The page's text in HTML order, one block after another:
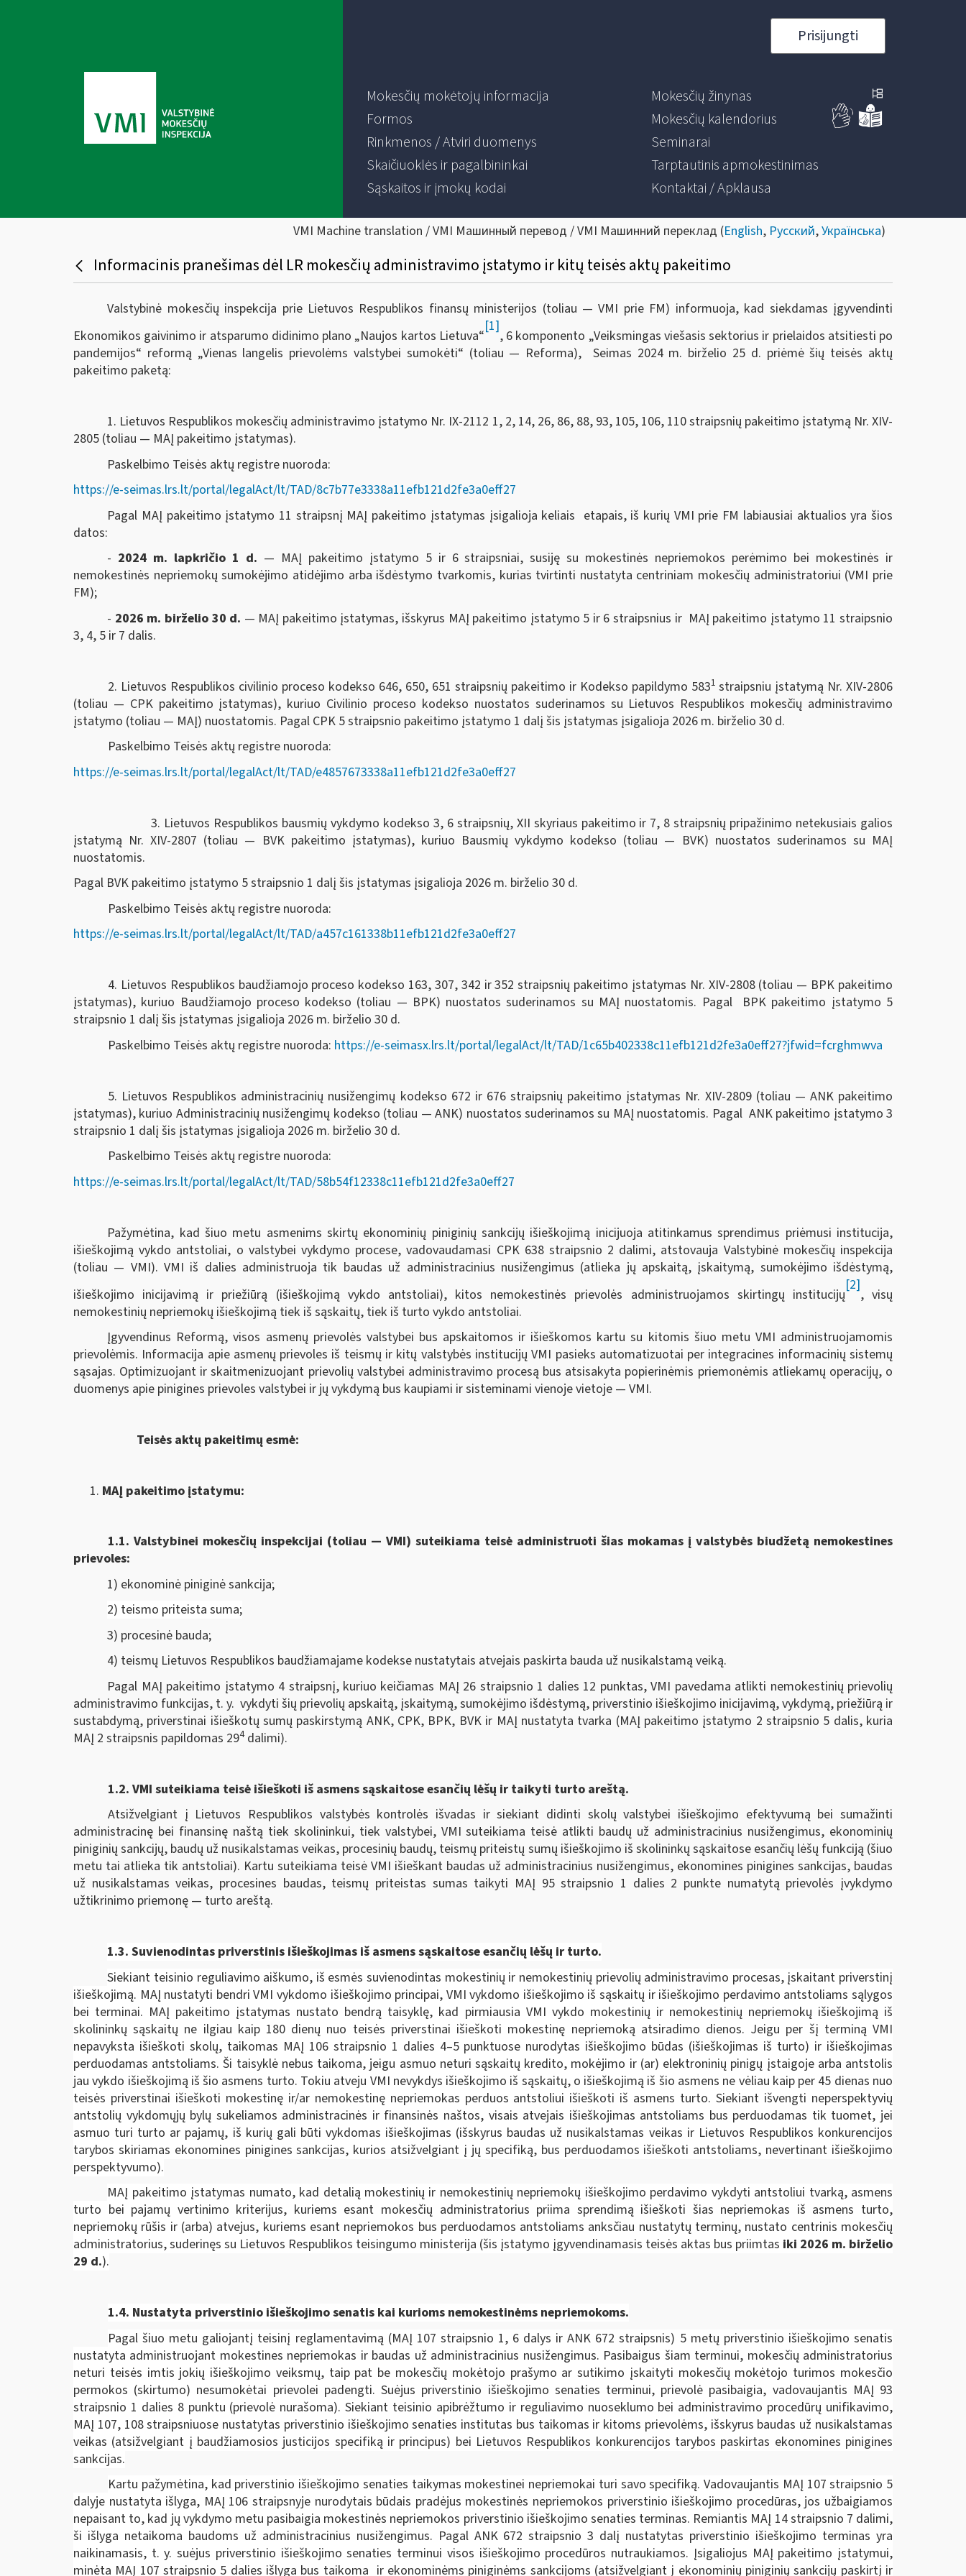
Prisijungti
Mokesčių mokėtojų informacija
Formos
Rinkmenos / Atviri duomenys
Skaičiuoklės ir pagalbininkai
Sąskaitos ir įmokų kodai
Mokesčių žinynas
Mokesčių kalendorius
Seminarai
Tarptautinis apmokestinimas
Kontaktai / Apklausa
VMI Machine translation / VMI Машинный перевод / VMI Машинний переклад (English, Русский,Українська)
Informacinis pranešimas dėl LR mokesčių administravimo įstatymo ir kitų teisės aktų pakeitimo
Valstybinė mokesčių inspekcija prie Lietuvos Respublikos finansų ministerijos (toliau — VMI prie FM) informuoja, kad siekdamas įgyvendinti
Ekonomikos gaivinimo ir atsparumo didinimo plano „Naujos kartos Lietuva“
[1]
, 6 komponento „Veiksmingas viešasis sektorius ir prielaidos atsitiesti po
pandemijos“ reformą „Vienas langelis prievolėms valstybei sumokėti“ (toliau — Reforma), Seimas 2024 m. birželio 25 d. priėmė šių teisės aktų
pakeitimo paketą:
1. Lietuvos Respublikos mokesčių administravimo įstatymo Nr. IX-2112 1, 2, 14, 26, 86, 88, 93, 105, 106, 110 straipsnių pakeitimo įstatymą Nr. XIV-
2805 (toliau — MAĮ pakeitimo įstatymas).
Paskelbimo Teisės aktų registre nuoroda:
https://e-seimas.lrs.lt/portal/legalAct/lt/TAD/8c7b77e3338a11efb121d2fe3a0eff27
Pagal MAĮ pakeitimo įstatymo 11 straipsnį MAĮ pakeitimo įstatymas įsigalioja keliais etapais, iš kurių VMI prie FM labiausiai aktualios yra šios
datos:
- 2024 m. lapkričio 1 d. — MAĮ pakeitimo įstatymo 5 ir 6 straipsniai, susiję su mokestinės nepriemokos perėmimo bei mokestinės ir
nemokestinės nepriemokų sumokėjimo atidėjimo arba išdėstymo tvarkomis, kurias tvirtinti nustatyta centriniam mokesčių administratoriui (VMI prie
FM);
- 2026 m. birželio 30 d. — MAĮ pakeitimo įstatymas, išskyrus MAĮ pakeitimo įstatymo 5 ir 6 straipsnius ir MAĮ pakeitimo įstatymo 11 straipsnio
3, 4, 5 ir 7 dalis.
2. Lietuvos Respublikos civilinio proceso kodekso 646, 650, 651 straipsnių pakeitimo ir Kodekso papildymo 5831 straipsniu įstatymą Nr. XIV-2806
(toliau — CPK pakeitimo įstatymas), kuriuo Civilinio proceso kodekso nuostatos suderinamos su Lietuvos Respublikos mokesčių administravimo
įstatymo (toliau — MAĮ) nuostatomis. Pagal CPK 5 straipsnio pakeitimo įstatymo 1 dalį šis įstatymas įsigalioja 2026 m. birželio 30 d.
Paskelbimo Teisės aktų registre nuoroda:
https://e-seimas.lrs.lt/portal/legalAct/lt/TAD/e4857673338a11efb121d2fe3a0eff27
3. Lietuvos Respublikos bausmių vykdymo kodekso 3, 6 straipsnių, XII skyriaus pakeitimo ir 7, 8 straipsnių pripažinimo netekusiais galios
įstatymą Nr. XIV-2807 (toliau — BVK pakeitimo įstatymas), kuriuo Bausmių vykdymo kodekso (toliau — BVK) nuostatos suderinamos su MAĮ
nuostatomis.
Pagal BVK pakeitimo įstatymo 5 straipsnio 1 dalį šis įstatymas įsigalioja 2026 m. birželio 30 d.
Paskelbimo Teisės aktų registre nuoroda:
https://e-seimas.lrs.lt/portal/legalAct/lt/TAD/a457c161338b11efb121d2fe3a0eff27
4. Lietuvos Respublikos baudžiamojo proceso kodekso 163, 307, 342 ir 352 straipsnių pakeitimo įstatymas Nr. XIV-2808 (toliau — BPK pakeitimo
įstatymas), kuriuo Baudžiamojo proceso kodekso (toliau — BPK) nuostatos suderinamos su MAĮ nuostatomis. Pagal BPK pakeitimo įstatymo 5
straipsnio 1 dalį šis įstatymas įsigalioja 2026 m. birželio 30 d.
Paskelbimo Teisės aktų registre nuoroda: https://e-seimasx.lrs.lt/portal/legalAct/lt/TAD/1c65b402338c11efb121d2fe3a0eff27?jfwid=fcrghmwva
5. Lietuvos Respublikos administracinių nusižengimų kodekso 672 ir 676 straipsnių pakeitimo įstatymas Nr. XIV-2809 (toliau — ANK pakeitimo
įstatymas), kuriuo Administracinių nusižengimų kodekso (toliau — ANK) nuostatos suderinamos su MAĮ nuostatomis. Pagal ANK pakeitimo įstatymo 3
straipsnio 1 dalį šis įstatymas įsigalioja 2026 m. birželio 30 d.
Paskelbimo Teisės aktų registre nuoroda:
https://e-seimas.lrs.lt/portal/legalAct/lt/TAD/58b54f12338c11efb121d2fe3a0eff27
Pažymėtina, kad šiuo metu asmenims skirtų ekonominių piniginių sankcijų išieškojimą inicijuoja atitinkamus sprendimus priėmusi institucija,
išieškojimą vykdo antstoliai, o valstybei vykdymo procese, vadovaudamasi CPK 638 straipsnio 2 dalimi, atstovauja Valstybinė mokesčių inspekcija
(toliau — VMI). VMI iš dalies administruoja tik baudas už administracinius nusižengimus (atlieka jų apskaitą, įskaitymą, sumokėjimo išdėstymą,
išieškojimo inicijavimą ir priežiūrą (išieškojimą vykdo antstoliai), kitos nemokestinės prievolės administruojamos skirtingų institucijų
[2]
, visų
nemokestinių nepriemokų išieškojimą tiek iš sąskaitų, tiek iš turto vykdo antstoliai.
Įgyvendinus Reformą, visos asmenų prievolės valstybei bus apskaitomos ir išieškomos kartu su kitomis šiuo metu VMI administruojamomis
prievolėmis. Informacija apie asmenų prievoles iš teismų ir kitų valstybės institucijų VMI pasieks automatizuotai per integracines informacinių sistemų
sąsajas. Optimizuojant ir skaitmenizuojant prievolių valstybei administravimo procesą bus atsisakyta popierinėmis priemonėmis atliekamų operacijų, o
duomenys apie pinigines prievoles valstybei ir jų vykdymą bus kaupiami ir sisteminami vienoje vietoje — VMI.
Teisės aktų pakeitimų esmė:
MAĮ pakeitimo įstatymu:
1.1. Valstybinei mokesčių inspekcijai (toliau — VMI) suteikiama teisė administruoti šias mokamas į valstybės biudžetą nemokestines
prievoles:
1) ekonominė piniginė sankcija;
2) teismo priteista suma;
3) procesinė bauda;
4) teismų Lietuvos Respublikos baudžiamajame kodekse nustatytais atvejais paskirta bauda už nusikalstamą veiką.
Pagal MAĮ pakeitimo įstatymo 4 straipsnį, kuriuo keičiamas MAĮ 26 straipsnio 1 dalies 12 punktas, VMI pavedama atlikti nemokestinių prievolių
administravimo funkcijas, t. y. vykdyti šių prievolių apskaitą, įskaitymą, sumokėjimo išdėstymą, priverstinio išieškojimo inicijavimą, vykdymą, priežiūrą ir
sustabdymą, priverstinai išieškotų sumų paskirstymą ANK, CPK, BPK, BVK ir MAĮ nustatyta tvarka (MAĮ pakeitimo įstatymo 2 straipsnio 5 dalis, kuria
MAĮ 2 straipsnis papildomas 294dalimi).
1.2. VMI suteikiama teisė išieškoti iš asmens sąskaitose esančių lėšų ir taikyti turto areštą.
Atsižvelgiant į Lietuvos Respublikos valstybės kontrolės išvadas ir siekiant didinti skolų valstybei išieškojimo efektyvumą bei sumažinti
administracinę bei finansinę naštą tiek skolininkui, tiek valstybei, VMI suteikiama teisė atlikti baudų už administracinius nusižengimus, ekonominių
piniginių sankcijų, baudų už nusikalstamas veikas, procesinių baudų, teismų priteistų sumų išieškojimo iš skolininkų sąskaitose esančių lėšų funkciją (šiuo
metu tai atlieka tik antstoliai). Kartu suteikiama teisė VMI išieškant baudas už administracinius nusižengimus, ekonomines pinigines sankcijas, baudas
už nusikalstamas veikas, procesines baudas, teismų priteistas sumas taikyti MAĮ 95 straipsnio 1 dalies 2 punkte numatytą prievolės įvykdymo
užtikrinimo priemonę — turto areštą.
1.3. Suvienodintas priverstinis išieškojimas iš asmens sąskaitose esančių lėšų ir turto.
Siekiant teisinio reguliavimo aiškumo, iš esmės suvienodintas mokestinių ir nemokestinių prievolių administravimo procesas, įskaitant priverstinį
išieškojimą. MAĮ nustatyti bendri VMI vykdomo išieškojimo principai, VMI vykdomo išieškojimo iš sąskaitų ir išieškojimo perdavimo antstoliams sąlygos
bei terminai. MAĮ pakeitimo įstatymas nustato bendrą taisyklę, kad pirmiausia VMI vykdo mokestinių ir nemokestinių nepriemokų išieškojimą iš
skolininkų sąskaitų ne ilgiau kaip 180 dienų nuo teisės priverstinai išieškoti mokestinę nepriemoką atsiradimo dienos. Jeigu per šį terminą VMI
nepavyksta išieškoti skolų, taikomas MAĮ 106 straipsnio 1 dalies 4–5 punktuose nurodytas išieškojimo būdas (išieškojimas iš turto) ir išieškojimas
perduodamas antstoliams. Ši taisyklė nebus taikoma, jeigu asmuo neturi sąskaitų kredito, mokėjimo ir (ar) elektroninių pinigų įstaigoje arba antstolis
jau vykdo išieškojimą iš šio asmens turto. Tokiu atveju VMI nevykdys išieškojimo iš sąskaitų, o išieškojimą iš šio asmens ne vėliau kaip per 45 dienas nuo
teisės priverstinai išieškoti mokestinę ir/ar nemokestinę nepriemokas perduos antstoliui išieškoti iš asmens turto. Siekiant išvengti neperspektyvių
antstolių vykdomųjų bylų sukeliamos administracinės ir finansinės naštos, visais atvejais išieškojimas antstoliams bus perduodamas tik tuomet, jei
asmuo turi turto ar pajamų, iš kurių gali būti vykdomas išieškojimas (išskyrus baudas už nusikalstamas veikas ir Lietuvos Respublikos konkurencijos
tarybos skiriamas ekonomines pinigines sankcijas, kurios atsižvelgiant į jų specifiką, bus perduodamos išieškoti antstoliams, nevertinant išieškojimo
perspektyvumo).
MAĮ pakeitimo įstatymas numato, kad detalią mokestinių ir nemokestinių nepriemokų išieškojimo perdavimo vykdyti antstoliui tvarką, asmens
turto bei pajamų vertinimo kriterijus, kuriems esant mokesčių administratorius priima sprendimą išieškoti šias nepriemokas iš asmens turto,
nepriemokų rūšis ir (arba) atvejus, kuriems esant nepriemokos bus perduodamos antstoliams anksčiau nustatytų terminų, nustato centrinis mokesčių
administratorius, suderinęs su Lietuvos Respublikos teisingumo ministerija (šis įstatymo įgyvendinamasis teisės aktas bus priimtas iki 2026 m. birželio
29 d.).
1.4. Nustatyta priverstinio išieškojimo senatis kai kurioms nemokestinėms nepriemokoms.
Pagal šiuo metu galiojantį teisinį reglamentavimą (MAĮ 107 straipsnio 1, 6 dalys ir ANK 672 straipsnis) 5 metų priverstinio išieškojimo senatis
nustatyta administruojant mokestines nepriemokas ir baudas už administracinius nusižengimus. Pasibaigus šiam terminui, mokesčių administratorius
neturi teisės imtis jokių išieškojimo veiksmų, taip pat be mokesčių mokėtojo prašymo ar sutikimo įskaityti mokesčių mokėtojo turimos mokesčio
permokos (skirtumo) nesumokėtai prievolei padengti. Suėjus priverstinio išieškojimo senaties terminui, prievolė pasibaigia, vadovaujantis MAĮ 93
straipsnio 1 dalies 8 punktu (prievolė nurašoma). Siekiant teisinio apibrėžtumo ir reguliavimo nuoseklumo bei administravimo procedūrų unifikavimo,
MAĮ 107, 108 straipsniuose nustatytas priverstinio išieškojimo senaties institutas bus taikomas ir kitoms prievolėms, išskyrus baudas už nusikalstamas
veikas (atsižvelgiant į baudžiamosios justicijos specifiką ir principus) bei Lietuvos Respublikos konkurencijos tarybos paskirtas ekonomines pinigines
sankcijas.
Kartu pažymėtina, kad priverstinio išieškojimo senaties taikymas mokestinei nepriemokai turi savo specifiką. Vadovaujantis MAĮ 107 straipsnio 5
dalyje nustatyta išlyga, MAĮ 106 straipsnyje nurodytais būdais pradėjus mokestinės nepriemokos priverstinio išieškojimo procedūras, jos užbaigiamos
nepaisant to, kad jų vykdymo metu pasibaigia mokestinės nepriemokos priverstinio išieškojimo senaties terminas. Remiantis MAĮ 14 straipsnio 7 dalimi,
ši išlyga netaikoma baudoms už administracinius nusižengimus. Pagal ANK 672 straipsnio 3 dalį nustatytas priverstinio išieškojimo terminas yra
naikinamasis, t. y. suėjus priverstinio išieškojimo senaties terminui visos išieškojimo procedūros nutraukiamos. Įsigaliojus MAĮ pakeitimo įstatymui,
minėta MAĮ 107 straipsnio 5 dalies išlyga bus taikoma ir ekonominėms piniginėms sankcijoms (atsižvelgiant į ekonominių piniginių sankcijų paskirtį ir